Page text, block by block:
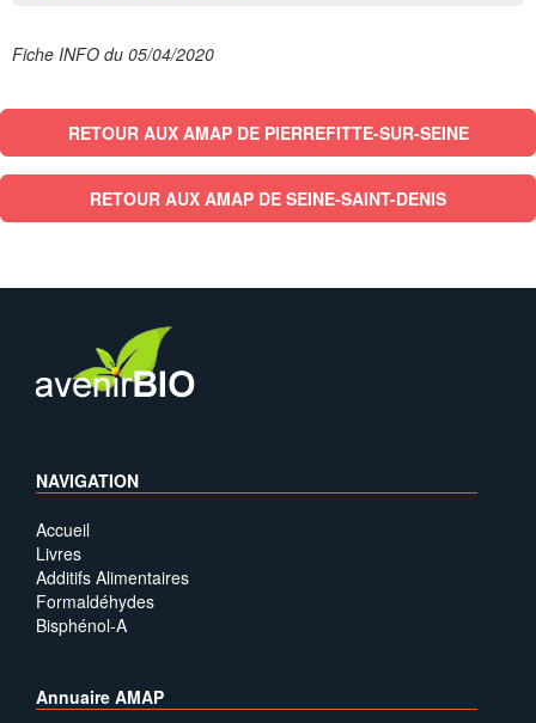
Fiche INFO du 05/04/2020
RETOUR AUX AMAP DE PIERREFITTE-SUR-SEINE
RETOUR AUX AMAP DE SEINE-SAINT-DENIS
NAVIGATION
Accueil
Livres
Additifs Alimentaires
Formaldéhydes
Bisphénol-A
Annuaire AMAP